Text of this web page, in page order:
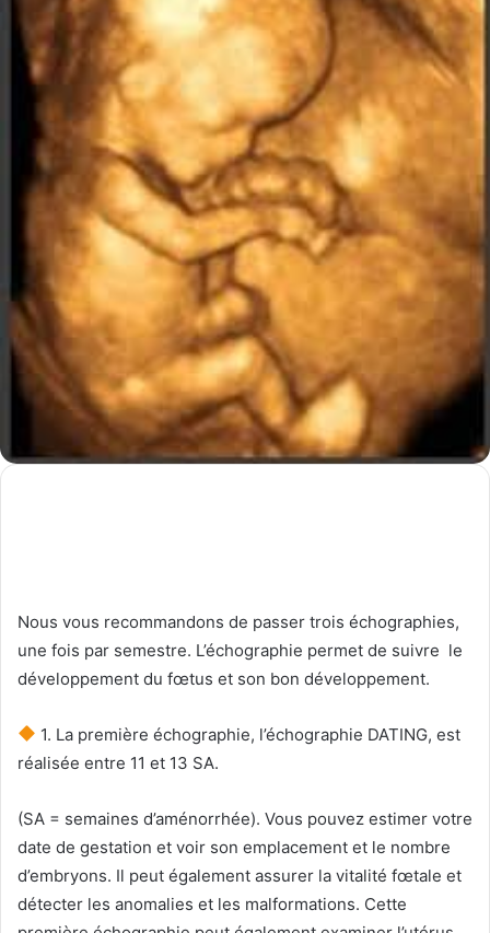
Nous vous recommandons de passer trois échographies,
une fois par semestre. L’échographie permet de suivre le
développement du fœtus et son bon développement.
1. La première échographie, l’échographie DATING, est
réalisée entre 11 et 13 SA.
(SA = semaines d’aménorrhée). Vous pouvez estimer votre
date de gestation et voir son emplacement et le nombre
d’embryons. Il peut également assurer la vitalité fœtale et
détecter les anomalies et les malformations. Cette